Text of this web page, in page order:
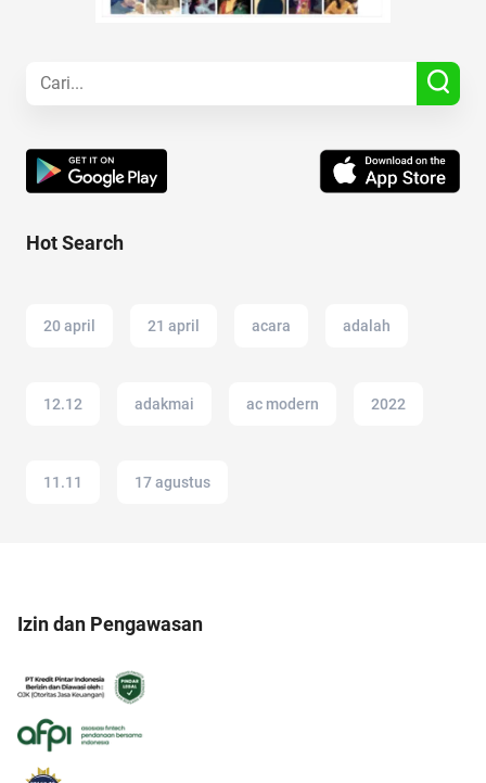
Hot Search
20 april 21 april acara adalah
12.12 adakmai ac modern 2022
11.11 17 agustus
Izin dan Pengawasan